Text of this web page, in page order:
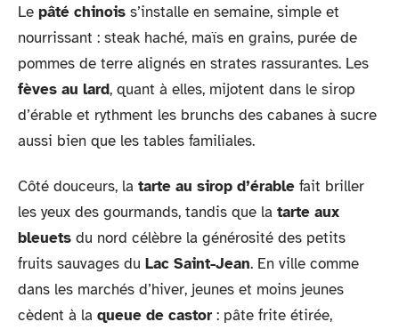
Le pâté chinois s’installe en semaine, simple et
nourrissant : steak haché, maïs en grains, purée de
pommes de terre alignés en strates rassurantes. Les
fèves au lard, quant à elles, mijotent dans le sirop
d’érable et rythment les brunchs des cabanes à sucre
aussi bien que les tables familiales.
Côté douceurs, la tarte au sirop d’érable fait briller
les yeux des gourmands, tandis que la tarte aux
bleuets du nord célèbre la générosité des petits
fruits sauvages du Lac Saint-Jean. En ville comme
dans les marchés d’hiver, jeunes et moins jeunes
cèdent à la queue de castor : pâte frite étirée,